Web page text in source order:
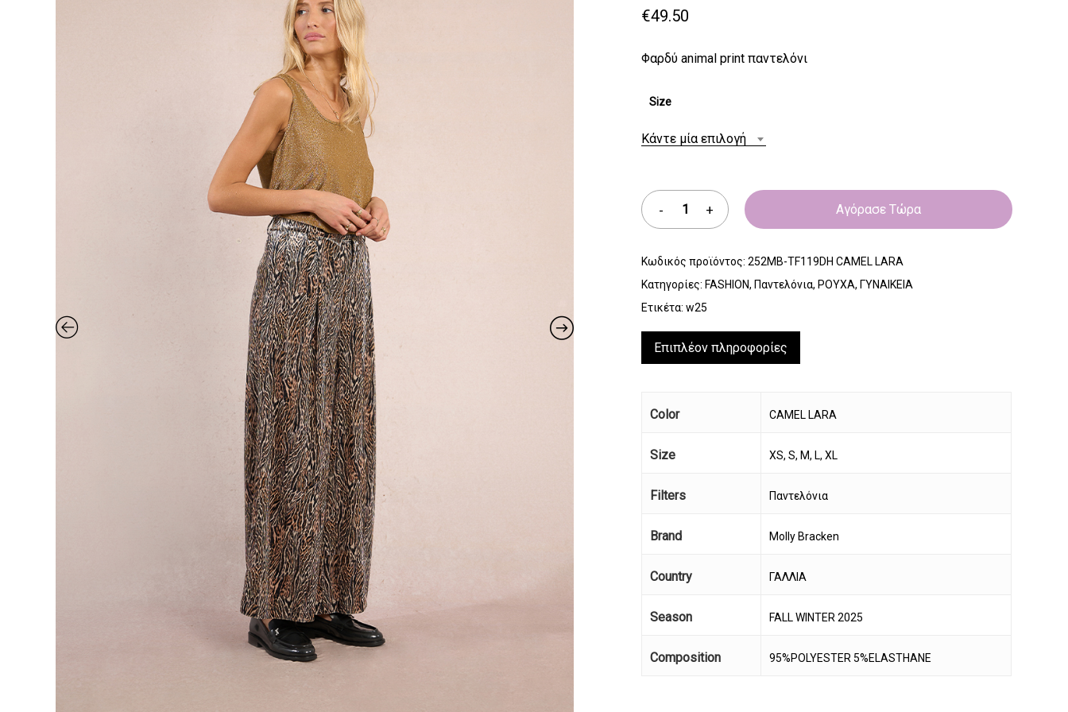
€49.50
Φαρδύ animal print παντελόνι
Size
Κάντε μία επιλογή
Αγόρασε Τώρα
Κωδικός προϊόντος:252MB-TF119DH CAMEL LARA
Κατηγορίες: FASHION, Παντελόνια, ΡΟΥΧΑ, ΓΥΝΑΙΚΕΙΑ
Ετικέτα:w25
Επιπλέον πληροφορίες
Color CAMEL LARA
Size XS, S, M, L, XL
Filters Παντελόνια
Brand Molly Bracken
Country ΓΑΛΛΙΑ
Season FALL WINTER 2025
Composition 95%POLYESTER 5%ELASTHANE